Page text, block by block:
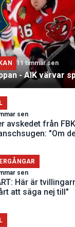
11 timmar sen
- AIK värvar
sen
avskedet från
"Om
sen
Här är
att säga nej till"